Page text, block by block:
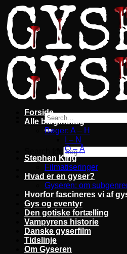
Fortsæt
til
indhold
Forside
Alle blogindlæg
Bøger: A – H
I – N
O – Å
Stephen King
Filmatiseringer
Hvad er en gyser?
Gyseren: om
Hvorfor fascineres vi af
Gys og eventyr
Den gotiske fortælling
Vampyrens historie
Danske gyserfilm
Tidslinje
Om Gyseren